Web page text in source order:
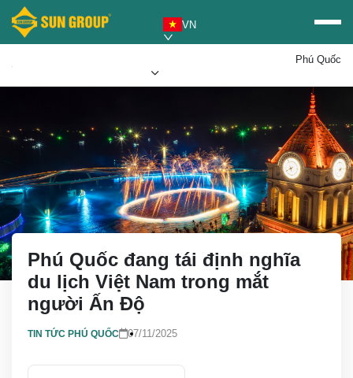
VN
Phú Quốc
Ưu đãi Sun World
Phú Quốc đang tái định nghĩa
du lịch Việt Nam trong mắt
người Ấn Độ
TIN TỨC PHÚ QUỐC 07/11/2025